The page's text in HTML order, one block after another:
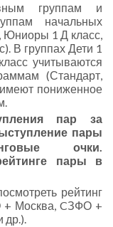
группам и
начальных
Юниоры 1 Д класс,
В группах Дети 1
учитываются
(Стандарт,
пониженное
пар за
пары
очки.
пары в
рейтинг
+ Москва, CЗФО +
др.).